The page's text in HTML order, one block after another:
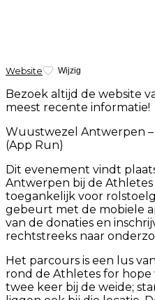
Website Wijzig
Bezoek altijd de website
meest recente informatie!
Wuustwezel Antwerpen
(App Run)
Dit evenement vindt
Antwerpen bij de Athletes
toegankelijk voor
gebeurt met de mobiele
van de donaties en
rechtstreeks naar
Het parcours is een lus van
rond de Athletes for hope
twee keer bij de weide;